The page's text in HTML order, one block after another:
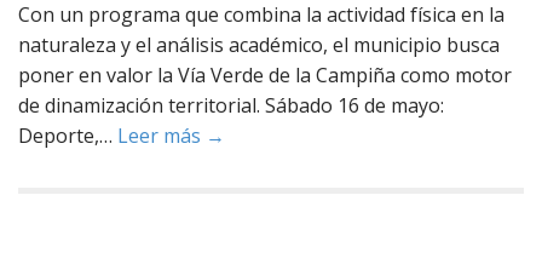
Con un programa que combina la actividad física en la
naturaleza y el análisis académico, el municipio busca
poner en valor la Vía Verde de la Campiña como motor
de dinamización territorial. Sábado 16 de mayo:
Deporte,… Leer más →